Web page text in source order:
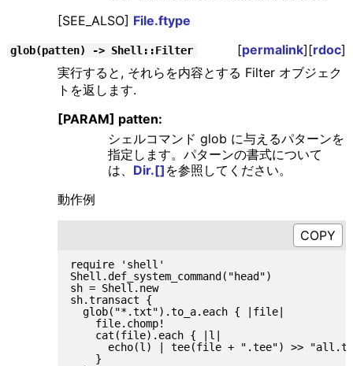
[SEE_ALSO] File.ftype
glob(patten) -> Shell::Filter [permalink][rdoc]
実行すると, それらを内容とする Filter オブジェク
トを返します.
[PARAM] patten:
シェルコマンド glob に与えるパターンを
指定します。パターンの書式について
は、 Dir.[] を参照してください。
動作例
require 'shell'
Shell.def_system_command("head")
sh = Shell.new
sh.transact {
  glob("*.txt").to_a.each { |file|
    file.chomp!
    cat(file).each { |l|
echo(l) | tee(file + ".tee") >>
    }